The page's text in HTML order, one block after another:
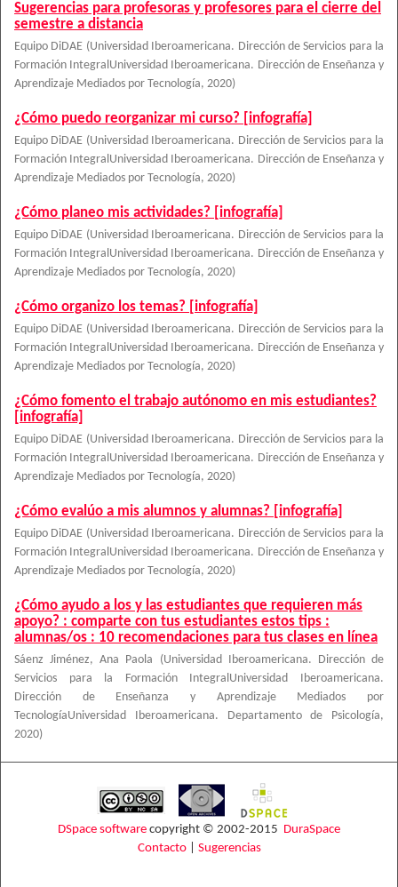
Sugerencias para profesoras y profesores para el cierre del
semestre a distancia
Equipo DiDAE (Universidad Iberoamericana. Dirección de Servicios para la
Formación IntegralUniversidad Iberoamericana. Dirección de Enseñanza y
Aprendizaje Mediados por Tecnología, 2020)
¿Cómo puedo reorganizar mi curso? [infografía]
Equipo DiDAE (Universidad Iberoamericana. Dirección de Servicios para la
Formación IntegralUniversidad Iberoamericana. Dirección de Enseñanza y
Aprendizaje Mediados por Tecnología, 2020)
¿Cómo planeo mis actividades? [infografía]
Equipo DiDAE (Universidad Iberoamericana. Dirección de Servicios para la
Formación IntegralUniversidad Iberoamericana. Dirección de Enseñanza y
Aprendizaje Mediados por Tecnología, 2020)
¿Cómo organizo los temas? [infografía]
Equipo DiDAE (Universidad Iberoamericana. Dirección de Servicios para la
Formación IntegralUniversidad Iberoamericana. Dirección de Enseñanza y
Aprendizaje Mediados por Tecnología, 2020)
¿Cómo fomento el trabajo autónomo en mis estudiantes?
[infografía]
Equipo DiDAE (Universidad Iberoamericana. Dirección de Servicios para la
Formación IntegralUniversidad Iberoamericana. Dirección de Enseñanza y
Aprendizaje Mediados por Tecnología, 2020)
¿Cómo evalúo a mis alumnos y alumnas? [infografía]
Equipo DiDAE (Universidad Iberoamericana. Dirección de Servicios para la
Formación IntegralUniversidad Iberoamericana. Dirección de Enseñanza y
Aprendizaje Mediados por Tecnología, 2020)
¿Cómo ayudo a los y las estudiantes que requieren más
apoyo? : comparte con tus estudiantes estos tips :
alumnas/os : 10 recomendaciones para tus clases en línea
Sáenz Jiménez, Ana Paola (Universidad Iberoamericana. Dirección de
Servicios para la Formación IntegralUniversidad Iberoamericana.
Dirección de Enseñanza y Aprendizaje Mediados por
TecnologíaUniversidad Iberoamericana. Departamento de Psicología,
2020)
DSpace software copyright © 2002-2015 DuraSpace
Contacto| Sugerencias